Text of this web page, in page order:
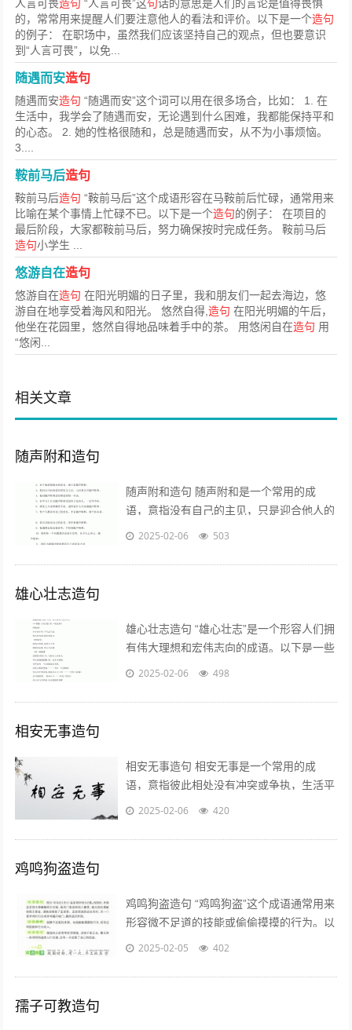
人言可畏造句 “人言可畏”这句话的意思是人们的言论是值得畏惧
的，常常用来提醒人们要注意他人的看法和评价。以下是一个造句
的例子： 在职场中，虽然我们应该坚持自己的观点，但也要意识
到“人言可畏”，以免...
随遇而安造句
随遇而安造句 “随遇而安”这个词可以用在很多场合，比如： 1. 在
生活中，我学会了随遇而安，无论遇到什么困难，我都能保持平和
的心态。 2. 她的性格很随和，总是随遇而安，从不为小事烦恼。
3....
鞍前马后造句
鞍前马后造句 “鞍前马后”这个成语形容在马鞍前后忙碌，通常用来
比喻在某个事情上忙碌不已。以下是一个造句的例子： 在项目的
最后阶段，大家都鞍前马后，努力确保按时完成任务。 鞍前马后
造句小学生 ...
悠游自在造句
悠游自在造句 在阳光明媚的日子里，我和朋友们一起去海边，悠
游自在地享受着海风和阳光。 悠然自得,造句 在阳光明媚的午后，
他坐在花园里，悠然自得地品味着手中的茶。 用悠闲自在造句 用
“悠闲...
相关文章
随声附和造句
随声附和造句 随声附和是一个常用的成
语，意指没有自己的主见，只是迎合他人的
意见。以下是一些关于“随声附和”的造句示
2025-02-06 503
雄心壮志造句
雄心壮志造句 “雄心壮志”是一个形容人们拥
有伟大理想和宏伟志向的成语。以下是一些
使用“雄心壮志”造句的例子，帮助你更好地
2025-02-06 498
相安无事造句
相安无事造句 相安无事是一个常用的成
语，意指彼此相处没有冲突或争执，生活平
静和谐。以下是一些使用“相安无事”造句的
2025-02-06 420
鸡鸣狗盗造句
鸡鸣狗盗造句 “鸡鸣狗盗”这个成语通常用来
形容微不足道的技能或偷偷摸摸的行为。以
下是一些使用“鸡鸣狗盗”造句的例子： 1. 他
2025-02-05 402
孺子可教造句